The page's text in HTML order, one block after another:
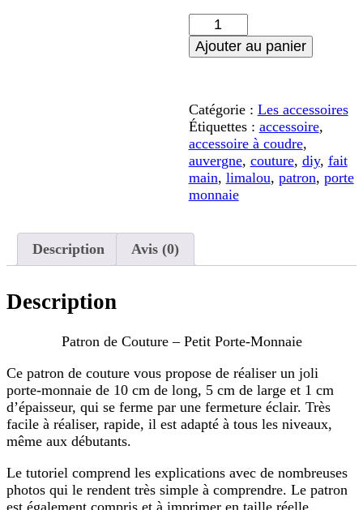
quantité
de
Patron
-
Petit
Porte
Monnaie
Ajouter au panier
Catégorie : Les accessoires
Étiquettes : accessoire,
accessoire à coudre,
auvergne, couture, diy, fait
main, limalou, patron, porte
monnaie
Description Avis (0)
Description
Patron de Couture – Petit Porte-Monnaie
Ce patron de couture vous propose de réaliser un joli
porte-monnaie de 10 cm de long, 5 cm de large et 1 cm
d’épaisseur, qui se ferme par une fermeture éclair. Très
facile à réaliser, rapide, il est adapté à tous les niveaux,
même aux débutants.
Le tutoriel comprend les explications avec de nombreuses
photos qui le rendent très simple à comprendre. Le patron
est également compris et à imprimer en taille réelle.